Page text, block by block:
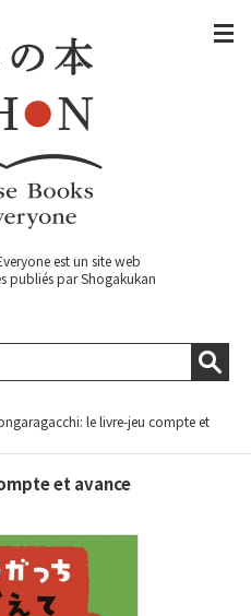
est un site web
publiés par Shogakukan
le livre-jeu compte et
et avance